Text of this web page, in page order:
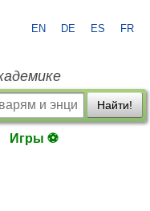
EN DE ES FR
Найти!
Игры ⚽